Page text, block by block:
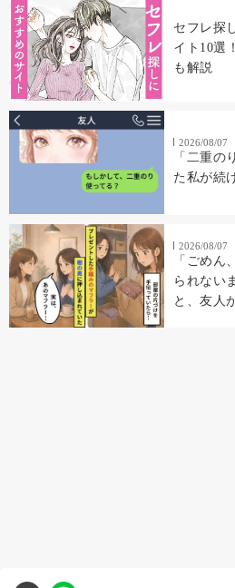
セフレ探
イト10選
も解説
2026/08/07
「二重の
た私が続
2026/08/07
「ごめん
られない
と、友人